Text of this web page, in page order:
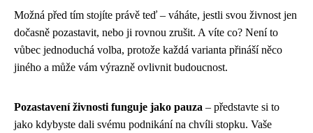
Možná před tím stojíte právě teď – váháte, jestli svou živnost jen
dočasně pozastavit, nebo ji rovnou zrušit. A víte co? Není to
vůbec jednoduchá volba, protože každá varianta přináší něco
jiného a může vám výrazně ovlivnit budoucnost.
Pozastavení živnosti funguje jako pauza – představte si to
jako kdybyste dali svému podnikání na chvíli stopku. Vaše